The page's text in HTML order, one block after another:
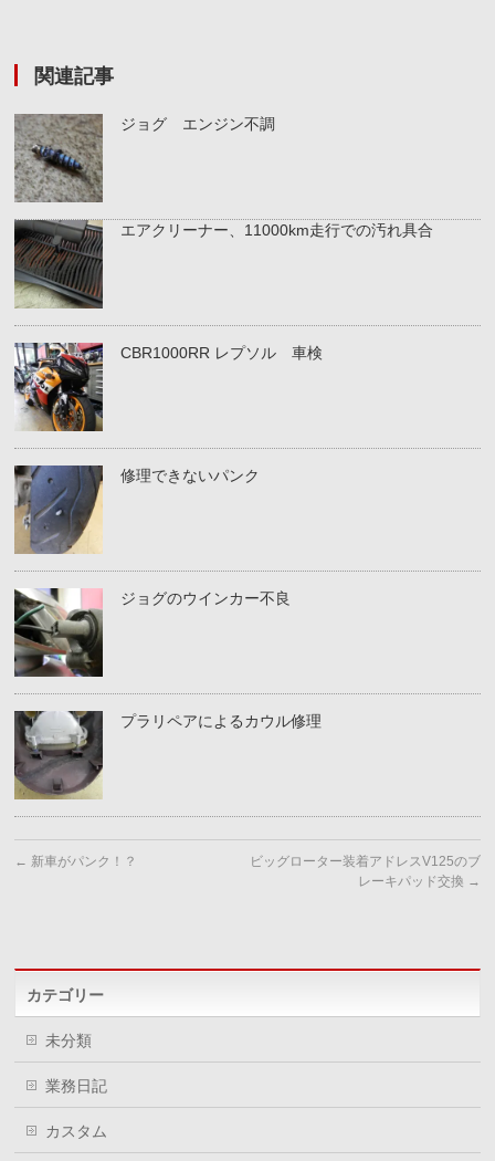
関連記事
ジョグ エンジン不調
エアクリーナー、11000km走行での汚れ具合
CBR1000RR レプソル 車検
修理できないパンク
ジョグのウインカー不良
プラリペアによるカウル修理
← 新車がパンク！？
ビッグローター装着アドレスV125のブ
レーキパッド交換 →
カテゴリー
未分類
業務日記
カスタム